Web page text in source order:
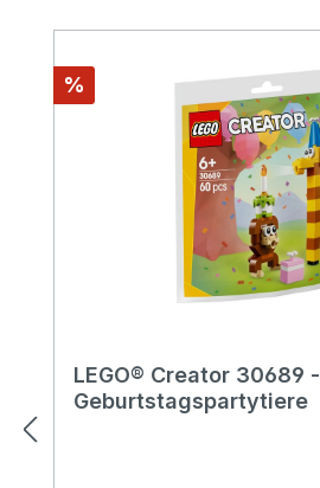
Rabatt
%
LEGO® Creator 30689 -
Geburtstagspartytiere